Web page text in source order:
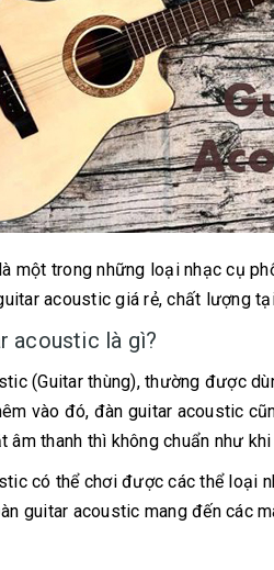
một trong những loại nhạc cụ
acoustic giá rẻ, chất lượng
acoustic là gì?
(Guitar thùng), thường được
vào đó, đàn guitar acoustic
âm thanh thì không chuẩn như
có thể chơi được các thể loại
guitar acoustic mang đến các